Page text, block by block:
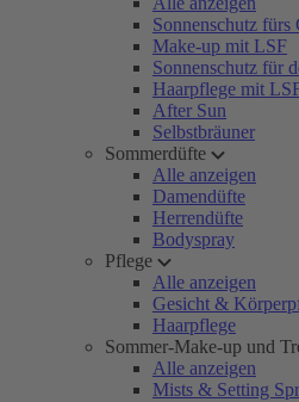
Sonnenschutz fürs
Make-up mit LSF
Sonnenschutz für
Haarpflege mit
After Sun
Selbstbräuner
Sommerdüfte
Alle anzeigen
Damendüfte
Herrendüfte
Bodyspray
Pflege
Alle anzeigen
Gesicht &
Haarpflege
Sommer-Make-up und
Alle anzeigen
Mists & Setting